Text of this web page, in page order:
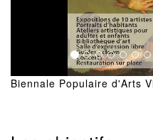
Biennale Populaire d'Arts